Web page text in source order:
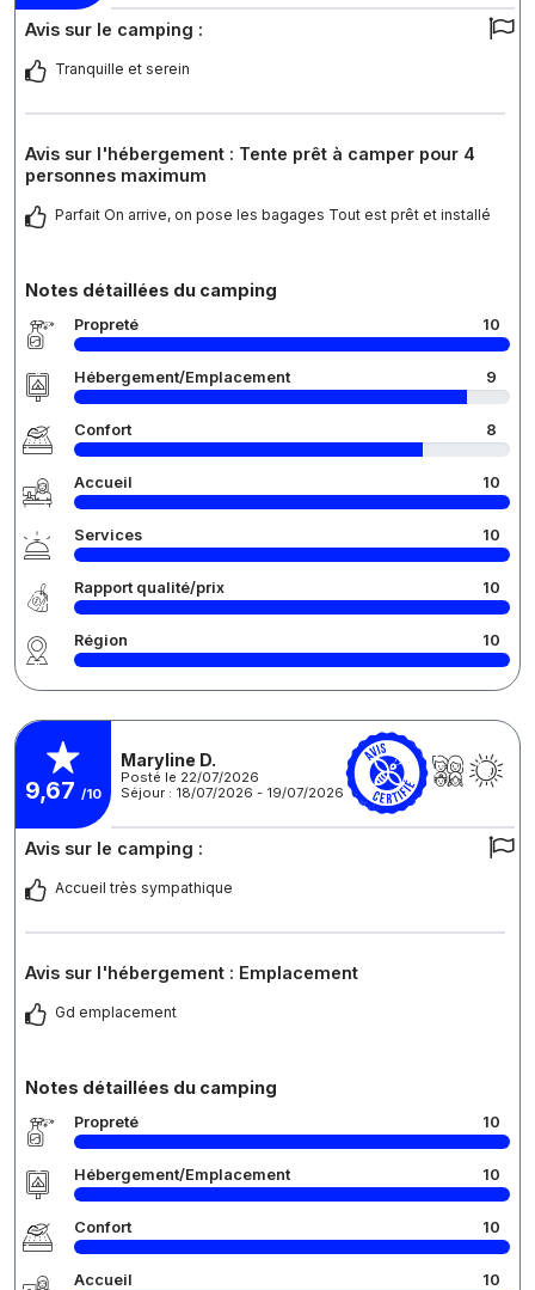
Avis sur le camping :
Tranquille et serein
Avis sur l'hébergement : Tente prêt à camper pour 4
personnes maximum
Parfait On arrive, on pose les bagages Tout est prêt et installé
Notes détaillées du camping
Propreté 10
Hébergement/Emplacement 9
Confort 8
Accueil 10
Services 10
Rapport qualité/prix 10
Région 10
9,67 /10
Maryline D.
Posté le 22/07/2026
Séjour : 18/07/2026 - 19/07/2026
Avis sur le camping :
Accueil très sympathique
Avis sur l'hébergement : Emplacement
Gd emplacement
Notes détaillées du camping
Propreté 10
Hébergement/Emplacement 10
Confort 10
Accueil 10